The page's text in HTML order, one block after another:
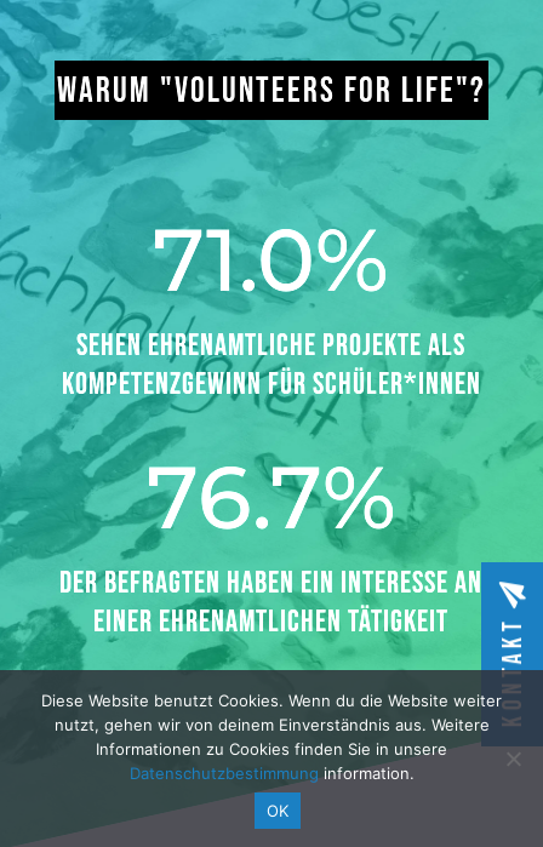
WARUM "VOLUNTEERS FOR LIFE"?
71.0%
SEHEN EHRENAMTLICHE PROJEKTE ALS
KOMPETENZGEWINN FÜR SCHÜLER*INNEN
76.7%
DER BEFRAGTEN HABEN EIN INTERESSE AN
EINER EHRENAMTLICHEN TÄTIGKEIT
KONTAKT
Diese Website benutzt Cookies. Wenn du die Website weiter
nutzt, gehen wir von deinem Einverständnis aus. Weitere
Informationen zu Cookies finden Sie in unsere
Datenschutzbestimmung information.
OK